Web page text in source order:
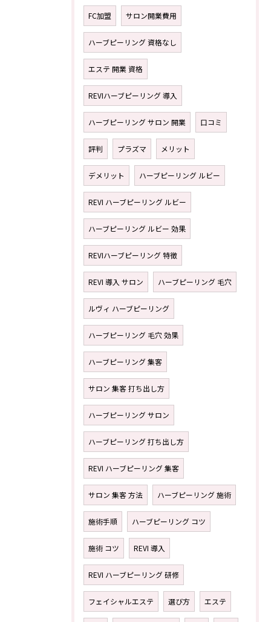
FC加盟 サロン開業費用
ハーブピーリング 資格なし
エステ 開業 資格
REVIハーブピーリング 導入
ハーブピーリング サロン 開業 口コミ
評判 プラズマ メリット
デメリット ハーブピーリング ルビー
REVI ハーブピーリング ルビー
ハーブピーリング ルビー 効果
REVIハーブピーリング 特徴
REVI 導入 サロン ハーブピーリング 毛穴
ルヴィ ハーブピーリング
ハーブピーリング 毛穴 効果
ハーブピーリング 集客
サロン 集客 打ち出し方
ハーブピーリング サロン
ハーブピーリング 打ち出し方
REVI ハーブピーリング 集客
サロン 集客 方法 ハーブピーリング 施術
施術手順 ハーブピーリング コツ
施術 コツ REVI 導入
REVI ハーブピーリング 研修
フェイシャルエステ 選び方 エステ